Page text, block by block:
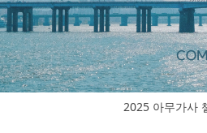
2025 아무가사